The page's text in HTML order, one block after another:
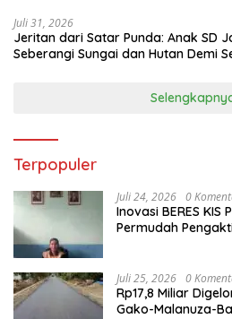
Juli 31, 2026
Jeritan dari Satar Punda: Anak SD
Seberangi Sungai dan Hutan Demi
Terpopuler
Juli 24, 2026 0
Inovasi BERES KIS
Permudah
Juli 25, 2026 0
Rp17,8 Miliar
Gako-Malanuza-